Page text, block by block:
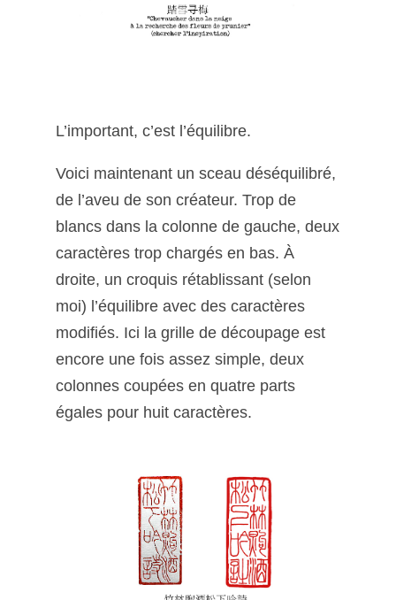
L’important, c’est l’équilibre.
Voici maintenant un sceau déséquilibré,
de l’aveu de son créateur. Trop de
blancs dans la colonne de gauche, deux
caractères trop chargés en bas. À
droite, un croquis rétablissant (selon
moi) l’équilibre avec des caractères
modifiés. Ici la grille de découpage est
encore une fois assez simple, deux
colonnes coupées en quatre parts
égales pour huit caractères.